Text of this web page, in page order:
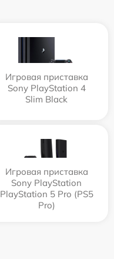
Игровая приставка
Sony PlayStation 4
Slim Black
Игровая приставка
Sony PlayStation
PlayStation 5 Pro (PS5
Pro)